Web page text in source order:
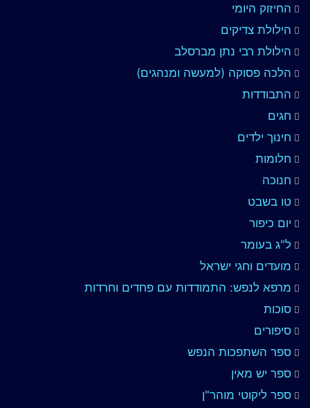
החיזוק היומי
הילולת צדיקים
הילולת רבי נתן מברסלב
הלכה פסוקה (למעשה ומנהגים)
התבודדות
חגים
חינוך ילדים
חלומות
חנוכה
טו בשבט
יום כיפור
ל"ג בעומר
מועדים וחגי ישראל
מרפא לנפש: התמודדות עם פחדים וחרדות
סוכות
סיפורים
ספר השתפכות הנפש
ספר יש מאין
ספר ליקוטי מוהר"ן